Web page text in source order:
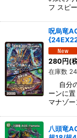
フ スピ
呪烏竜
280円(
在庫数
自分の
ーンに
マナゾー
八頭竜